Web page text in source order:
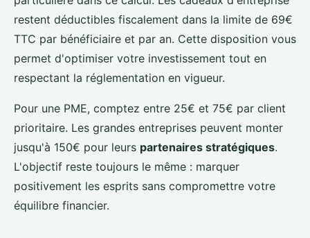
restent déductibles fiscalement dans la limite de 69€
TTC par bénéficiaire et par an. Cette disposition vous
permet d'optimiser votre investissement tout en
respectant la réglementation en vigueur.
Pour une PME, comptez entre 25€ et 75€ par client
prioritaire. Les grandes entreprises peuvent monter
jusqu'à 150€ pour leurs partenaires stratégiques.
L'objectif reste toujours le même : marquer
positivement les esprits sans compromettre votre
équilibre financier.